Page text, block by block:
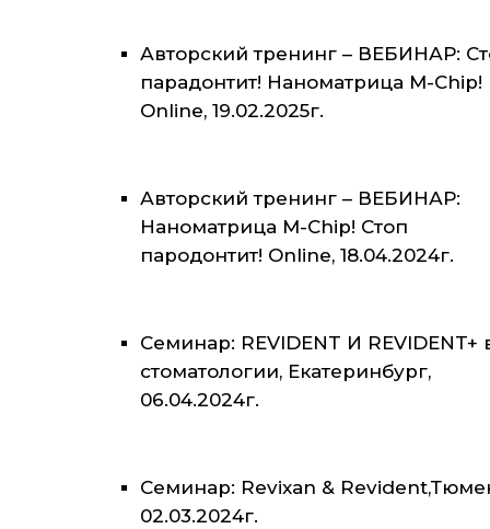
Авторский тренинг – ВЕБИНАР:
парадонтит! Наноматрица M-Chip!
Online, 19.02.2025г.
Авторский тренинг – ВЕБИНАР:
Наноматрица M-Chip! Стоп
пародонтит! Online, 18.04.2024г.
Семинар: REVIDENT И REVIDENT+
стоматологии, Екатеринбург,
06.04.2024г.
Семинар: Revixan &
02.03.2024г.